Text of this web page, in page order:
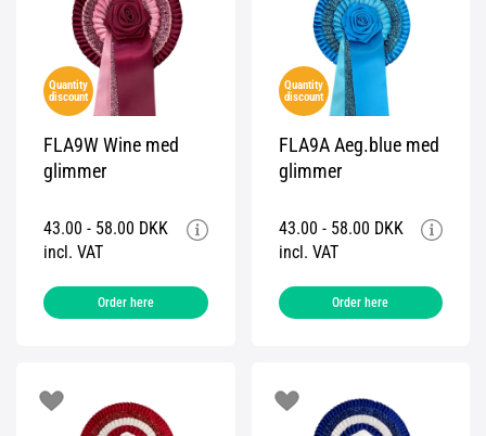
Quantity
discount
FLA9W Wine med
glimmer
43.00 - 58.00 DKK
incl. VAT
Order here
Quantity
discount
FLA9A Aeg.blue med
glimmer
43.00 - 58.00 DKK
incl. VAT
Order here